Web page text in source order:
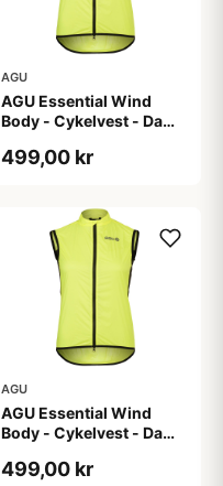
AGU
AGU Essential Wind
Body - Cykelvest - Dame
499,00 kr
AGU
AGU Essential Wind
Body - Cykelvest - Dame
499,00 kr